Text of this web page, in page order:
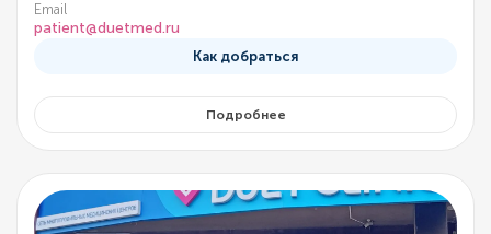
Email
patient@duetmed.ru
Как добраться
Подробнее